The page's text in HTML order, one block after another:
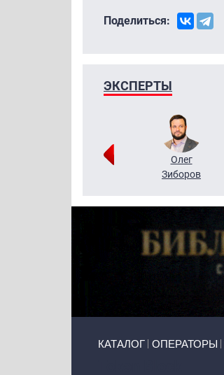
Поделиться:
ЭКСПЕРТЫ
Олег
Зиборов
КАТАЛОГ ОПЕРАТОРЫ